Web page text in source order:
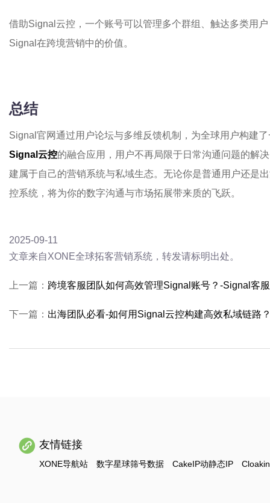
借助Signal云控，一个账号可以管理多个群组、触达多类用
Signal在跨境营销中的价值。
总结
Signal官网通过用户论坛与多维反馈机制，为全球用户构建
Signal云控的融合应用，用户不再局限于日常沟通问题的解
建属于自己的营销系统与私域生态。无论你是普通用户还是
控系统，将为你的数字沟通与市场拓展带来质的飞跃。
2025-09-11
文章来自XONE全球拓客营销系统，转发请标明出处。
上一篇： 跨境客服团队如何高效管理Signal账号？-Signal客
下一篇： 出海团队必看-如何用Signal云控构建高效私域链路
友情链接
XONE导航站 数字星球筛号数据 CakeIP动静态IP